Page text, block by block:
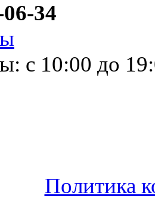
34
с 10:00 до
Политика